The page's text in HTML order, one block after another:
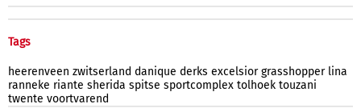
Tags
heerenveen zwitserland danique derks excelsior grasshopper lina
ranneke riante sherida spitse sportcomplex tolhoek touzani
twente voortvarend